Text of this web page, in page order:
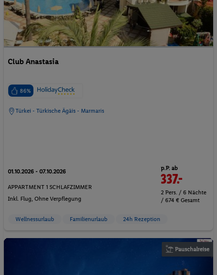
Club Anastasia
86%
Türkei - Türkische Ägäis - Marmaris
01.10.2026 - 07.10.2026
APPARTMENT 1 SCHLAFZIMMER
Inkl. Flug, Ohne Verpflegung
p.P. ab
337.-
2 Pers. / 6 Nächte
/ 674 € Gesamt
Wellnessurlaub Familienurlaub 24h Rezeption
Pauschalreise